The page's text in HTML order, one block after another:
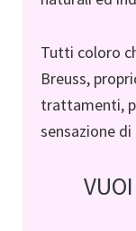
Tutti coloro
Breuss,
trattamenti,
sensazione